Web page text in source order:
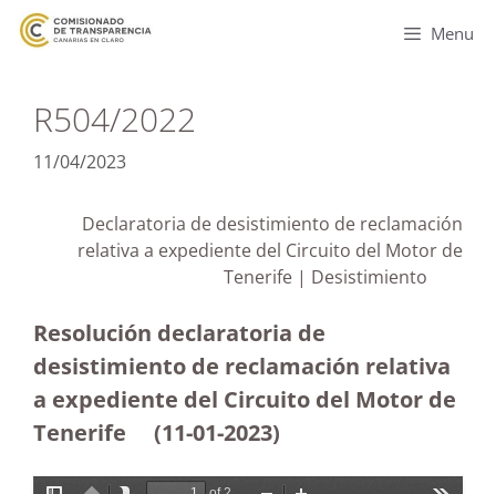
Menu
R504/2022
11/04/2023
Declaratoria de desistimiento de reclamación
relativa a expediente del Circuito del Motor de
Tenerife | Desistimiento
Resolución declaratoria de
desistimiento de reclamación relativa
a expediente del Circuito del Motor de
Tenerife
(11-01-2023)